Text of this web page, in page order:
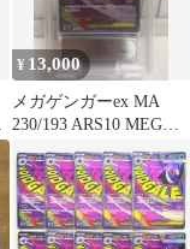
¥ 13,000
メガゲンガーex MA
230/193 ARS10 MEGA